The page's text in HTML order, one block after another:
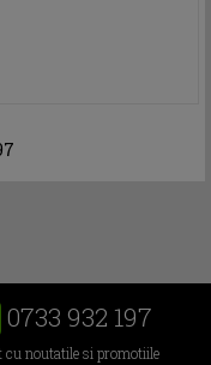
0733 932 197
cu noutatile si promotiile